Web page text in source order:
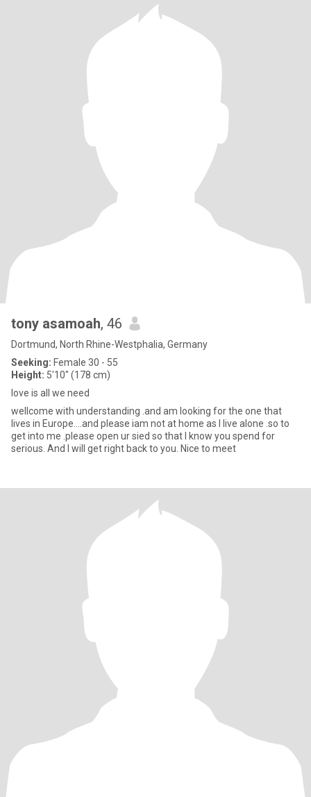
tony asamoah, 46
Dortmund, North Rhine-Westphalia, Germany
Seeking: Female 30 - 55
Height: 5'10" (178 cm)
love is all we need
wellcome with understanding .and am looking for the one that
lives in Europe....and please iam not at home as I live alone .so to
get into me .please open ur sied so that I know you spend for
serious. And I will get right back to you. Nice to meet